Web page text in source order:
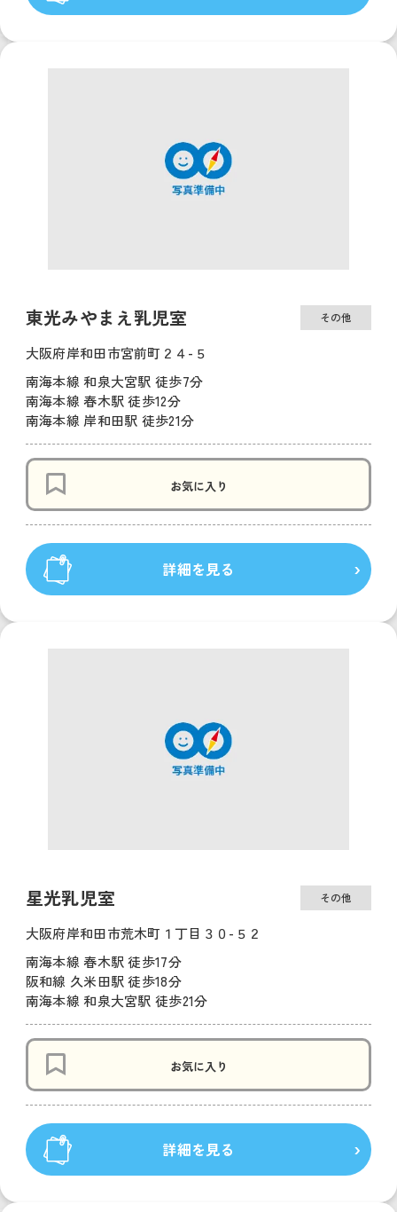
東光みやまえ乳児室 その他
大阪府岸和田市宮前町２４-５
南海本線 和泉大宮駅 徒歩7分
南海本線 春木駅 徒歩12分
南海本線 岸和田駅 徒歩21分
お気に入り
詳細を見る
星光乳児室 その他
大阪府岸和田市荒木町１丁目３０-５２
南海本線 春木駅 徒歩17分
阪和線 久米田駅 徒歩18分
南海本線 和泉大宮駅 徒歩21分
お気に入り
詳細を見る